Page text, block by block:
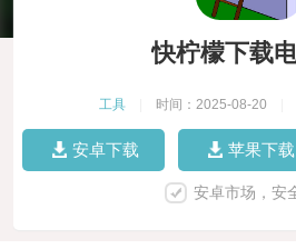
快柠檬下载
工具 时间：2025-08-20
安卓下载 苹果下载
安卓市场，安